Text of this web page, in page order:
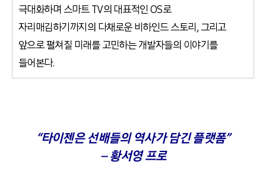
극대화하며 스마트 TV의 대표적인 OS로
자리매김하기까지의 다채로운 비하인드 스토리, 그리고
앞으로 펼쳐질 미래를 고민하는 개발자들의 이야기를
들어본다.
“타이젠은 선배들의 역사가 담긴 플랫폼”
– 황서영 프로